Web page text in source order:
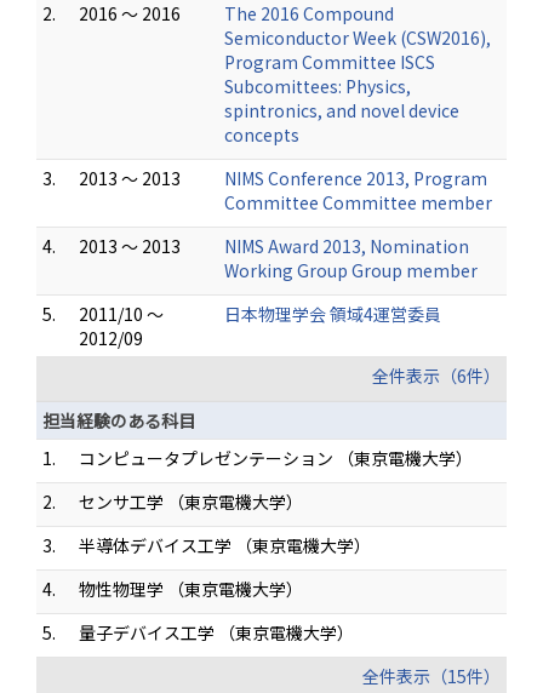
2.
2016 ～ 2016
The 2016 Compound
Semiconductor Week (CSW2016),
Program Committee ISCS
Subcomittees: Physics,
spintronics, and novel device
concepts
3.
2013 ～ 2013
NIMS Conference 2013, Program
Committee Committee member
4.
2013 ～ 2013
NIMS Award 2013, Nomination
Working Group Group member
5.
2011/10 ～
2012/09
日本物理学会 領域4運営委員
全件表示（6件）
担当経験のある科目
1.
コンピュータプレゼンテーション （東京電機大学）
2.
センサ工学 （東京電機大学）
3.
半導体デバイス工学 （東京電機大学）
4.
物性物理学 （東京電機大学）
5.
量子デバイス工学 （東京電機大学）
全件表示（15件）